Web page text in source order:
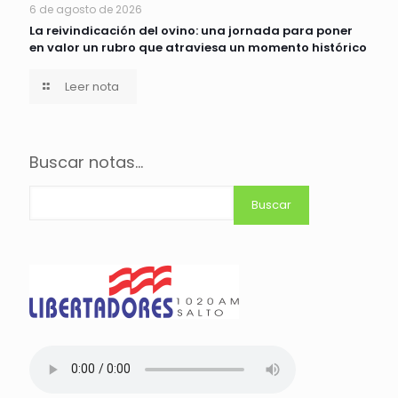
6 de agosto de 2026
La reivindicación del ovino: una jornada para poner
en valor un rubro que atraviesa un momento histórico
Leer nota
Buscar notas...
Buscar